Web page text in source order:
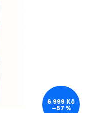
6 999 Kč
–57 %